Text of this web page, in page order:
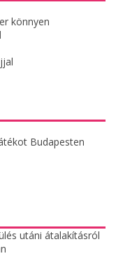
könnyen
Budapesten
utáni átalakításról